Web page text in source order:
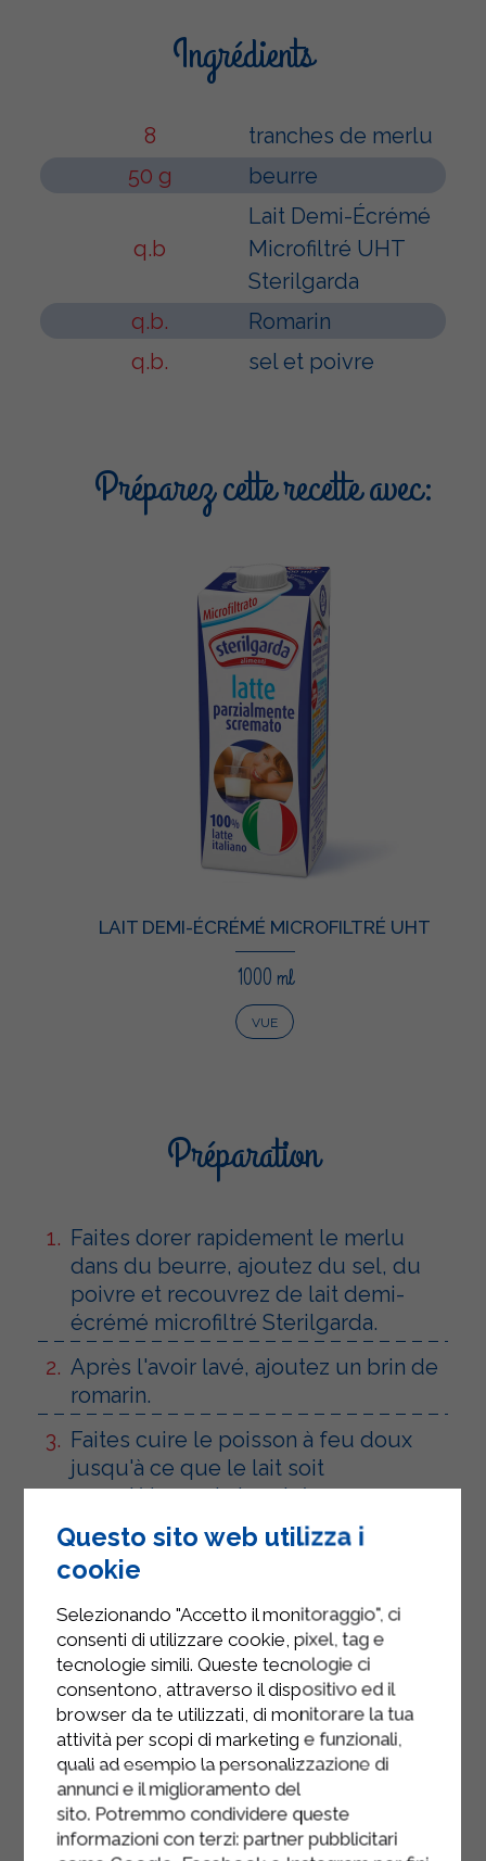
Ingrédients
8
tranches de merlu
50 g
beurre
q.b
Lait Demi-Écrémé
Microfiltré UHT
Sterilgarda
q.b.
Romarin
q.b.
sel et poivre
Préparez cette recette avec:
LAIT DEMI-ÉCRÉMÉ MICROFILTRÉ UHT
1000 ml
VUE
Préparation
Faites dorer rapidement le merlu
dans du beurre, ajoutez du sel, du
poivre et recouvrez de lait demi-
écrémé microfiltré Sterilgarda.
Après l'avoir lavé, ajoutez un brin de
romarin.
Faites cuire le poisson à feu doux
jusqu'à ce que le lait soit
complètement absorbé.
Servez le merlu très chaud.
Questo sito web utilizza i
cookie
Selezionando "Accetto il monitoraggio", ci
consenti di utilizzare cookie, pixel, tag e
tecnologie simili. Queste tecnologie ci
consentono, attraverso il dispositivo ed il
browser da te utilizzati, di monitorare la tua
attività per scopi di marketing e funzionali,
quali ad esempio la personalizzazione di
annunci e il miglioramento del
sito. Potremmo condividere queste
informazioni con terzi: partner pubblicitari